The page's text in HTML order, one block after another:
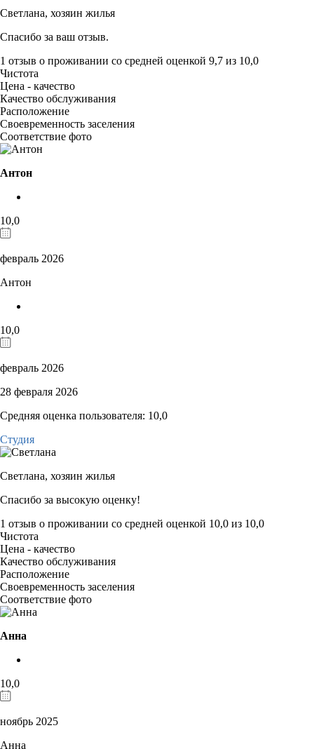
Светлана, хозяин жилья
Спасибо за ваш отзыв.
1 отзыв о проживании со средней оценкой 9,7 из 10,0
Чистота
Цена - качество
Качество обслуживания
Расположение
Своевременность заселения
Соответствие фото
Антон
10,0
февраль 2026
Антон
10,0
февраль 2026
28 февраля 2026
Средняя оценка пользователя: 10,0
Студия
Светлана, хозяин жилья
Спасибо за высокую оценку!
1 отзыв о проживании со средней оценкой 10,0 из 10,0
Чистота
Цена - качество
Качество обслуживания
Расположение
Своевременность заселения
Соответствие фото
Анна
10,0
ноябрь 2025
Анна